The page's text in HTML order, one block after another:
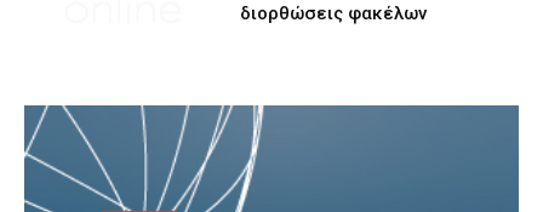
διορθώσεις φακέλων